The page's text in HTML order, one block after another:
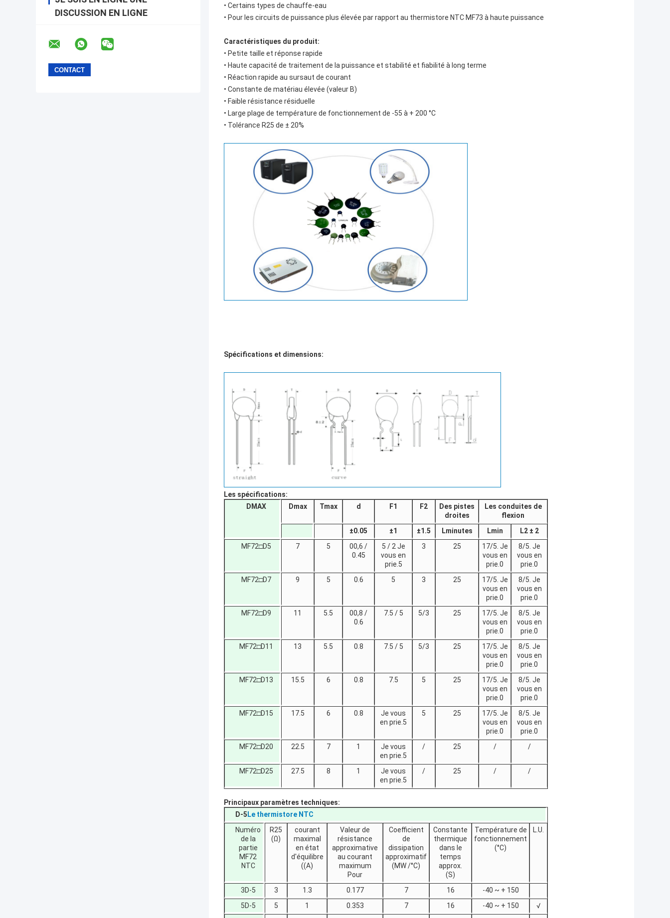
DISCUSSION EN LIGNE
• Certains types de chauffe-eau
• Pour les circuits de puissance plus élevée par rapport au thermistore NTC MF73 à haute puissance
Caractéristiques du produit:
• Petite taille et réponse rapide
• Haute capacité de traitement de la puissance et stabilité et fiabilité à long terme
• Réaction rapide au sursaut de courant
• Constante de matériau élevée (valeur B)
• Faible résistance résiduelle
• Large plage de température de fonctionnement de -55 à + 200 °C
• Tolérance R25 de ± 20%
Spécifications et dimensions:
Les spécifications:
DMAX
Dmax Tmax d F1 F2
Des pistes
droites
Les conduites de
flexion
±0.05 ±1 ±1.5 Lminutes Lmin
L2 ± 2
MF72□D5
7 5
00,6 /
0.45
5 / 2 Je
vous en
prie.5
3 25
17/5. Je
vous en
prie.0
8/5. Je
vous en
prie.0
MF72□D7
9 5 0.6 5 3 25
17/5. Je
vous en
prie.0
8/5. Je
vous en
prie.0
MF72□D9
11 5.5
00,8 /
0.6
7.5 / 5 5/3 25
17/5. Je
vous en
prie.0
8/5. Je
vous en
prie.0
MF72□D11
13 5.5 0.8 7.5 / 5 5/3 25
17/5. Je
vous en
prie.0
8/5. Je
vous en
prie.0
MF72□D13
15.5 6 0.8 7.5 5 25
17/5. Je
vous en
prie.0
8/5. Je
vous en
prie.0
MF72□D15
17.5 6 0.8
Je vous
en prie.5
5 25
17/5. Je
vous en
prie.0
8/5. Je
vous en
prie.0
MF72□D20
22.5 7 1
Je vous
en prie.5
/ 25 / /
MF72□D25 27.5 8 1
Je vous
en prie.5
/ 25 / /
Principaux paramètres techniques:
D-5 Le thermistore NTC
Numéro
de la
partie
MF72
NTC
R25
(Ω)
courant
maximal
en état
d'équilibre
((A)
Valeur de
résistance
approximative
au courant
maximum
Pour
Coefficient
de
dissipation
approximatif
(MW /°C)
Constante
thermique
dans le
temps
approx.
(S)
Température de
fonctionnement
(°C)
L.U.
3D-5 3 1.3 0.177 7 16
-40 ~ + 150
5D-5
5 1 0.353 7 16 -40 ~ + 150
√